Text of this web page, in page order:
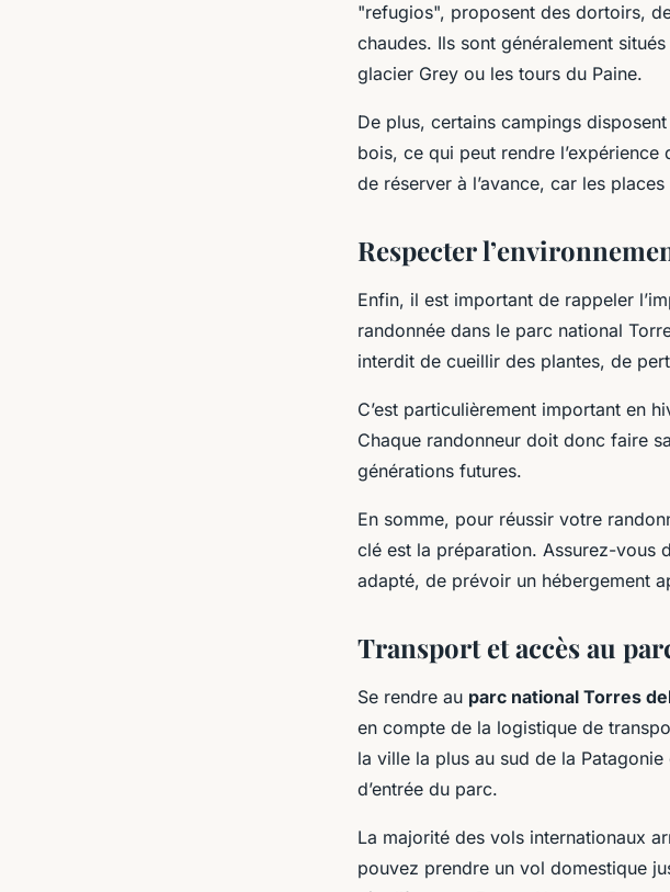
"refugios", proposent des dortoirs,
chaudes. Ils sont généralement
glacier Grey ou les tours du Paine.
De plus, certains campings
bois, ce qui peut rendre
de réserver à l’avance, car les
Respecter
Enfin, il est important de rappeler
randonnée dans le parc national
interdit de cueillir des plantes, de
C’est particulièrement important en
Chaque randonneur doit donc faire
générations futures.
En somme, pour réussir votre
clé est la préparation. Assurez-vous
adapté, de prévoir un hébergement
Transport et accès au
Se rendre au parc national Torres
en compte de la logistique de
la ville la plus au sud de la
d’entrée du parc.
La majorité des vols internationaux
pouvez prendre un vol domestique